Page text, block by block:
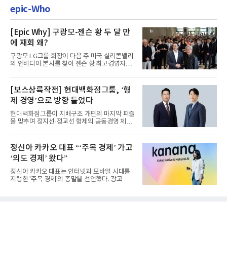
epic-Who
[Epic Why] 구광모-젠슨 황 두 달 만
에 재회 왜?
구광모 LG그룹 회장이 다음 주 미국 실리콘밸리
의 엔비디아 본사를 찾아 젠슨 황 최고경영자
[보스상륙작전] 현대백화점그룹, ‘형
제 경영’으로 방향 틀었다
현대백화점그룹이 지배구조 개편의 마지막 퍼즐
을 맞추며 정지선·정교선 형제의 공동경영 체제
정신아 카카오 대표 “‘주목 경제’ 가고
‘의도 경제’ 왔다”
정신아 카카오 대표는 인터넷과 모바일 시대를
지탱한 '주목 경제'의 종말을 선언했다. 광고를